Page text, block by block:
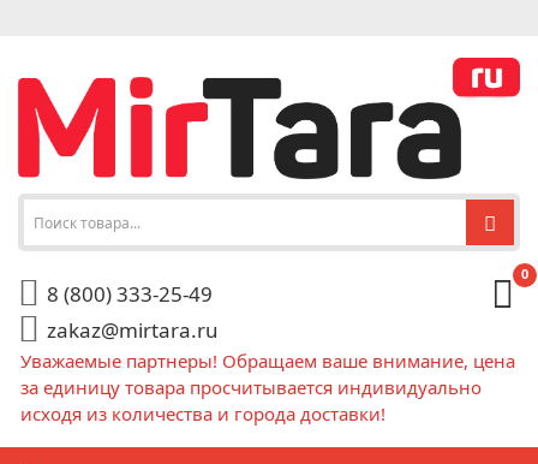
8 (800) 333-25-49
zakaz@mirtara.ru
0
Уважаемые партнеры! Обращаем ваше внимание, цена
за единицу товара просчитывается индивидуально
исходя из количества и города доставки!